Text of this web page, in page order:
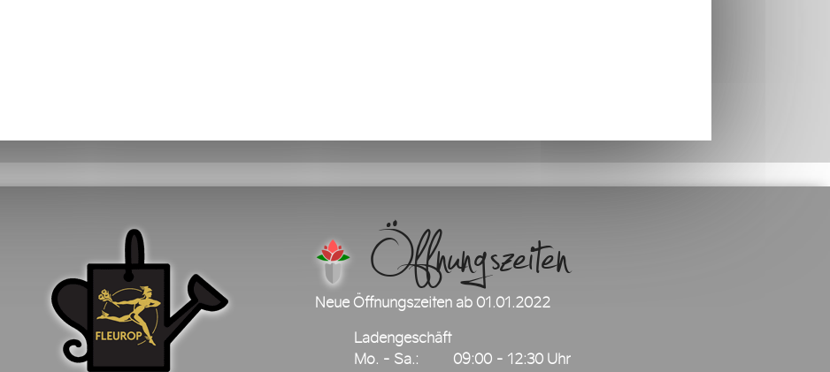
Öffnungszeiten
Neue Öffnungszeiten ab 01.01.2022
Ladengeschäft
Mo. - Sa.:
09:00 - 12:30 Uhr